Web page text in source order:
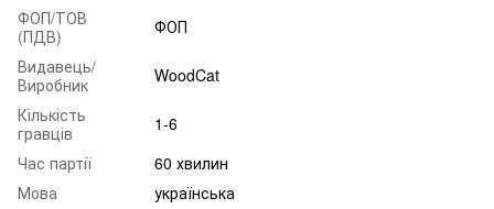
ФОП/ТОВ
(ПДВ)
ФОП
Видавець/
Виробник
WoodCat
Кількість
гравців
1-6
Час партії
60 хвилин
Мова
українська